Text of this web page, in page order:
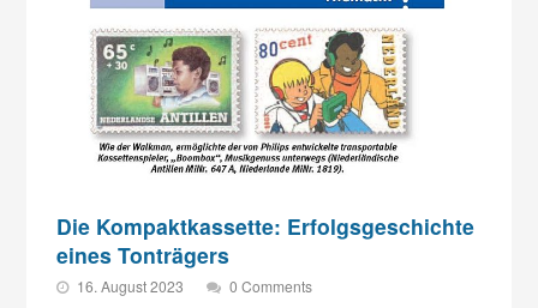
Die Kompaktkassette: Erfolgsgeschichte
eines Tonträgers
16. August 2023 0 Comments